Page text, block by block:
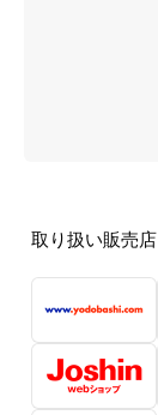
取り扱い販売店